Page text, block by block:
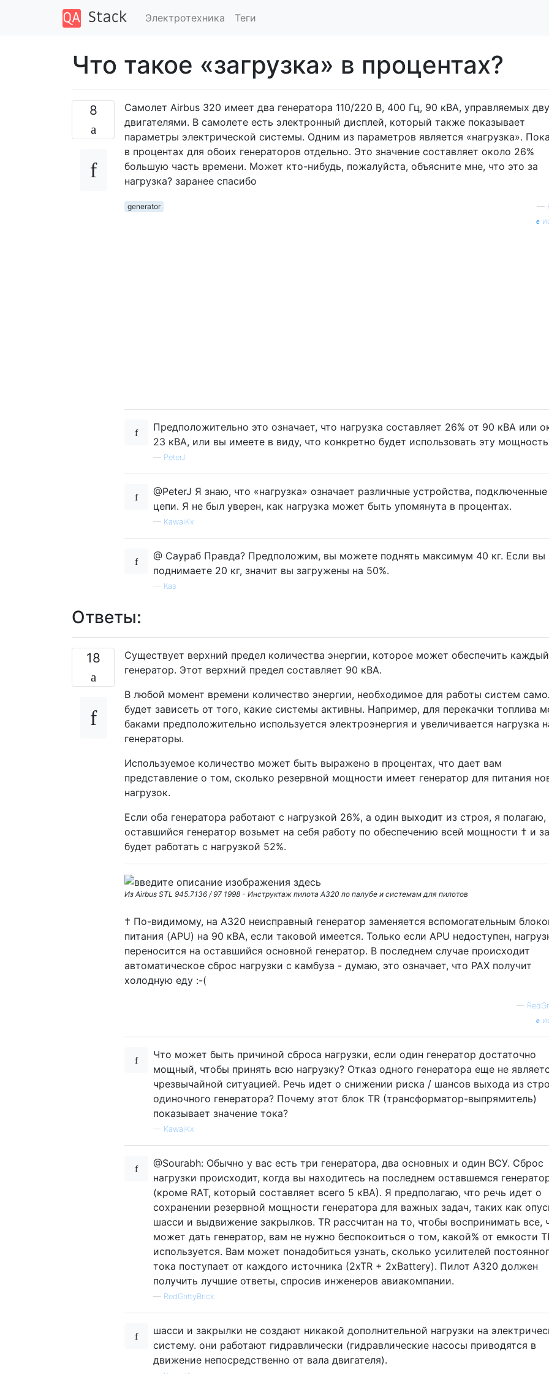
Электротехника Теги
Что такое «загрузка» в процентах?
8
Самолет Airbus 320 имеет два генератора 110/220 В, 400 Гц, 90 кВА, управляемых
двигателями. В самолете есть электронный дисплей, который также показывает
параметры электрической системы. Одним из параметров является «нагрузка».
в процентах для обоих генераторов отдельно. Это значение составляет около 26%
большую часть времени. Может кто-нибудь, пожалуйста, объясните мне, что это за
нагрузка? заранее спасибо
generator —
Предположительно это означает, что нагрузка составляет 26% от 90 кВА или
23 кВА, или вы имеете в виду, что конкретно будет использовать эту
— PeterJ
@PeterJ Я знаю, что «нагрузка» означает различные устройства, подключенные
цепи. Я не был уверен, как нагрузка может быть упомянута в процентах.
— KawaiKx
@ Саураб Правда? Предположим, вы можете поднять максимум 40 кг. Если вы
поднимаете 20 кг, значит вы загружены на 50%.
— Каз
Ответы:
18
Существует верхний предел количества энергии, которое может обеспечить каждый
генератор. Этот верхний предел составляет 90 кВА.
В любой момент времени количество энергии, необходимое для работы систем
будет зависеть от того, какие системы активны. Например, для перекачки топлива
баками предположительно используется электроэнергия и увеличивается нагрузка
генераторы.
Используемое количество может быть выражено в процентах, что дает вам
представление о том, сколько резервной мощности имеет генератор для питания
нагрузок.
Если оба генератора работают с нагрузкой 26%, а один выходит из строя, я полагаю,
оставшийся генератор возьмет на себя работу по обеспечению всей мощности † и
будет работать с нагрузкой 52%.
Из Airbus STL 945.7136 / 97 1998 - Инструктаж пилота A320 по палубе и системам для пилотов
† По-видимому, на A320 неисправный генератор заменяется вспомогательным
питания (APU) на 90 кВА, если таковой имеется. Только если APU недоступен,
переносится на оставшийся основной генератор. В последнем случае происходит
автоматическое сброс нагрузки с камбуза - думаю, это означает, что PAX получит
холодную еду :-(
—
Что может быть причиной сброса нагрузки, если один генератор достаточно
мощный, чтобы принять всю нагрузку? Отказ одного генератора еще не
чрезвычайной ситуацией. Речь идет о снижении риска / шансов выхода из
одиночного генератора? Почему этот блок TR (трансформатор-выпрямитель)
показывает значение тока?
— KawaiKx
@Sourabh: Обычно у вас есть три генератора, два основных и один ВСУ. Сброс
нагрузки происходит, когда вы находитесь на последнем оставшемся
(кроме RAT, который составляет всего 5 кВА). Я предполагаю, что речь идет о
сохранении резервной мощности генератора для важных задач, таких как
шасси и выдвижение закрылков. TR рассчитан на то, чтобы воспринимать все,
может дать генератор, вам не нужно беспокоиться о том, какой% от емкости
используется. Вам может понадобиться узнать, сколько усилителей
тока поступает от каждого источника (2xTR + 2xBattery). Пилот A320 должен
получить лучшие ответы, спросив инженеров авиакомпании.
— RedGrittyBrick
шасси и закрылки не создают никакой дополнительной нагрузки на
систему. они работают гидравлически (гидравлические насосы приводятся в
движение непосредственно от вала двигателя).